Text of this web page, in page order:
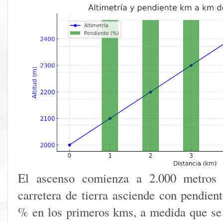
El ascenso comienza a 2.000
carretera de tierra asciende con
% en los primeros kms, a medida que